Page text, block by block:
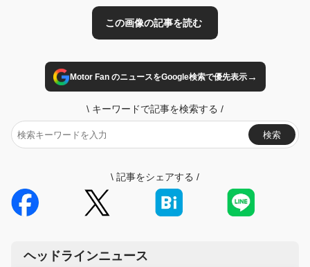
Motor Fan のニュースをGoogle検索で優先表示→
\ キーワードで記事を検索する /
検索
\ 記事をシェアする /
ヘッドラインニュース